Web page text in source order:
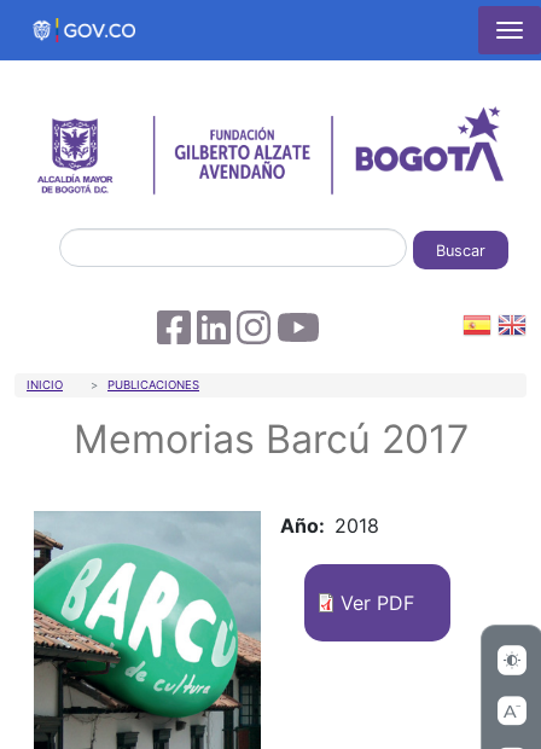
Pasar al contenido principal
Buscar
Sobrescribir enlaces de ayuda a la
INICIO PUBLICACIONES
Memorias Barcú 2017
Año 2018
Ver PDF